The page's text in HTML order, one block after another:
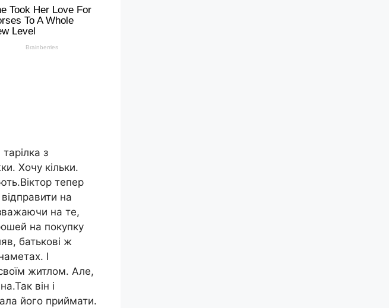
з
Хочу кільки.
тепер
на
на те,
на покупку
батькові ж
І
житлом. Але,
він і
його приймати.